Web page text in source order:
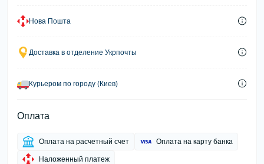
Нова Пошта
Доставка в отделение Укрпочты
Курьером по городу (Киев)
Оплата
Оплата на расчетный счет Оплата на карту банка
Наложенный платеж